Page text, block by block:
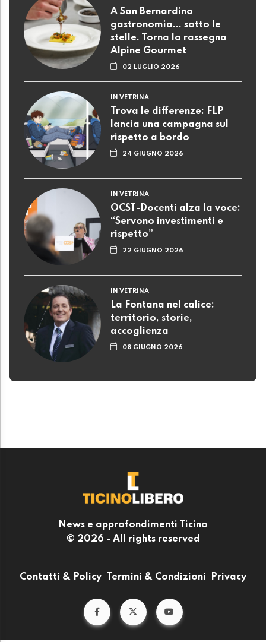
A San Bernardino
gastronomia... sotto le
stelle. Torna la rassegna
Alpine Gourmet
02 LUGLIO 2026
IN VETRINA
Trova le differenze: FLP
lancia una campagna sul
rispetto a bordo
24 GIUGNO 2026
IN VETRINA
OCST-Docenti alza la voce:
“Servono investimenti e
rispetto”
22 GIUGNO 2026
IN VETRINA
La Fontana nel calice:
territorio, storie,
accoglienza
08 GIUGNO 2026
News e approfondimenti Ticino
© 2026 - All rights reserved
Contatti & Policy Termini & Condizioni Privacy